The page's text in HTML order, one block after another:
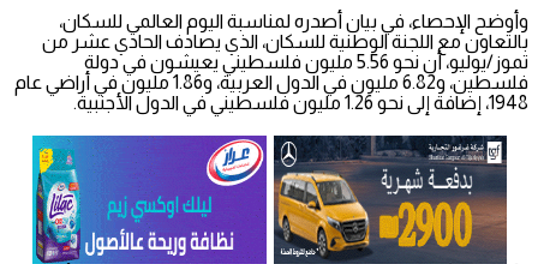
وأوضح الإحصاء، في بيان أصدره لمناسبة اليوم العالمي للسكان،
بالتعاون مع اللجنة الوطنية للسكان، الذي يصادف الحادي عشر من
تموز/يوليو، أن نحو 5.56 مليون فلسطيني يعيشون في دولة
فلسطين، و6.82 مليون في الدول العربية، و1.86 مليون في أراضي عام
1948، إضافة إلى نحو 1.26 مليون فلسطيني في الدول الأجنبية.